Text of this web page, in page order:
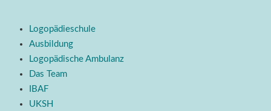
Logopädieschule
Ausbildung
Logopädische Ambulanz
Das Team
IBAF
UKSH